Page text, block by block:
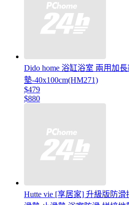
Dido home 浴缸浴室 兩用加
墊-40x100cm(HM271)
$479
$880
Hutte vie [享居家] 升級版防